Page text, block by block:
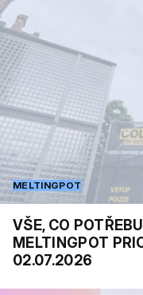
MELTINGPOT
VŠE, CO
MELTINGPOT
02.07.2026